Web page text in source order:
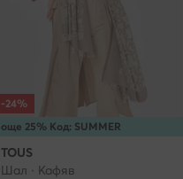
още 25% Код: SUMMER
-24%
TOUS
Шал · Кафяв